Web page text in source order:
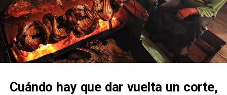
Cuándo hay que dar vuelta un corte,